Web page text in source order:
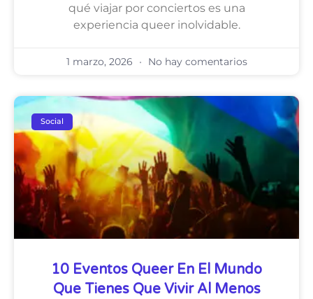
qué viajar por conciertos es una
experiencia queer inolvidable.
1 marzo, 2026 No hay comentarios
Social
10 Eventos Queer En El Mundo
Que Tienes Que Vivir Al Menos